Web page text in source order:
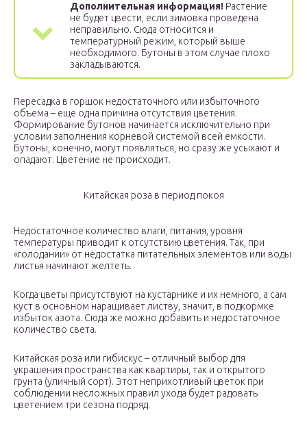
Дополнительная информация! Растение
не будет цвести, если зимовка проведена
неправильно. Сюда относится и
температурный режим, который выше
необходимого. Бутоны в этом случае плохо
закладываются.
Пересадка в горшок недостаточного или избыточного
объема – еще одна причина отсутствия цветения.
Формирование бутонов начинается исключительно при
условии заполнения корневой системой всей емкости.
Бутоны, конечно, могут появляться, но сразу же усыхают и
опадают. Цветение не происходит.
Китайская роза в период покоя
Недостаточное количество влаги, питания, уровня
температуры приводит к отсутствию цветения. Так, при
«голодании» от недостатка питательных элементов или воды
листья начинают желтеть.
Когда цветы присутствуют на кустарнике и их немного, а сам
куст в основном наращивает листву, значит, в подкормке
избыток азота. Сюда же можно добавить и недостаточное
количество света.
Китайская роза или гибискус – отличный выбор для
украшения пространства как квартиры, так и открытого
грунта (уличный сорт). Этот неприхотливый цветок при
соблюдении несложных правил ухода будет радовать
цветением три сезона подряд.